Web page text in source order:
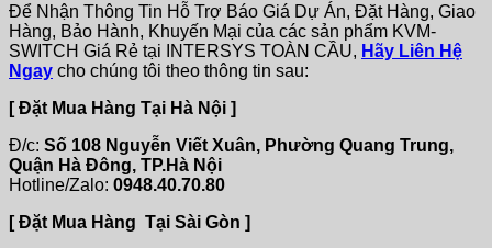
Để Nhận Thông Tin Hỗ Trợ Báo Giá Dự Án, Đặt Hàng, Giao
Hàng, Bảo Hành, Khuyến Mại của các sản phẩm KVM-
SWITCH Giá Rẻ tại INTERSYS TOÀN CẦU, Hãy Liên Hệ
Ngay cho chúng tôi theo thông tin sau:
[ Đặt Mua Hàng Tại Hà Nội ]
Đ/c: Số 108 Nguyễn Viết Xuân, Phường Quang Trung,
Quận Hà Đông, TP.Hà Nội
Hotline/Zalo: 0948.40.70.80
[ Đặt Mua Hàng Tại Sài Gòn ]